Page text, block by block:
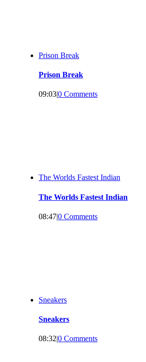
Prison Break
Prison Break
09:03|0 Comments
The Worlds Fastest Indian
The Worlds Fastest Indian
08:47|0 Comments
Sneakers
Sneakers
08:32|0 Comments